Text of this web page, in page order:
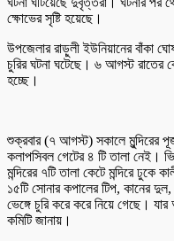
ক্ষোভের সৃষ্টি হয়েছে।
উপজেলার রাড়ুলী ইউনিয়ানের বাঁকা
চুরির ঘটনা ঘটেছে। ৬ আগস্ট রাতের
হচ্ছে।
শুক্রবার (৭ আগস্ট) সকালে মুন্দিরের
কলাপসিবল গেটের ৪ টি তালা নেই।
মন্দিরের ৭টি তালা কেটে মন্দিরে ঢুকে
১৫টি সোনার কপালের টিপ, কানের
ভেঙ্গে চুরি করে করে নিয়ে গেছে।
কমিটি জানায়।